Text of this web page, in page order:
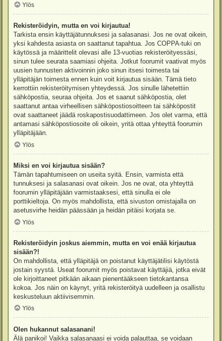
Ylös
Rekisteröidyin, mutta en voi kirjautua!
Tarkista ensin käyttäjätunnuksesi ja salasanasi. Jos ne ovat oikein,
yksi kahdesta asiasta on saattanut tapahtua. Jos COPPA-tuki on
käytössä ja määrittelit olevasi alle 13-vuotias rekisteröityessäsi,
sinun tulee seurata saamiasi ohjeita. Jotkut foorumit vaativat myös
uusien tunnusten aktivoinnin joko sinun itsesi toimesta tai
ylläpitäjän toimesta ennen kuin voit kirjautua sisään. Tämä tieto
kerrottiin rekisteröitymisen yhteydessä. Jos sinulle lähetettiin
sähköpostia, seuraa ohjeita. Jos et saanut sähköpostia, olet
saattanut antaa virheellisen sähköpostiosoitteen tai sähköpostit
ovat saattaneet jäädä roskapostisuodattimeen. Jos olet varma, että
antamasi sähköpostiosoite oli oikein, yritä ottaa yhteyttä foorumin
ylläpitäjään.
Ylös
Miksi en voi kirjautua sisään?
Tämän tapahtumiseen on useita syitä. Ensin, varmista että
tunnuksesi ja salasanasi ovat oikein. Jos ne ovat, ota yhteyttä
foorumin ylläpitäjään varmistaaksesi, että sinulla ei ole
porttikieltoja. On myös mahdollista, että sivuston omistajalla on
asetusvirhe heidän päässään ja heidän pitäisi korjata se.
Ylös
Rekisteröidyin joskus aiemmin, mutta en voi enää kirjautua
sisään?!
On mahdollista, että ylläpitäjä on poistanut käyttäjätilisi käytöstä
jostain syystä. Useat foorumit myös poistavat käyttäjiä, jotka eivät
ole kirjoittaneet pitkään aikaan pienentääkseen tietokantansa
kokoa. Jos näin on käynyt, yritä rekisteröityä uudelleen ja osallistu
keskusteluun aktiivisemmin.
Ylös
Olen hukannut salasanani!
Älä panikoi! Vaikka salasanaasi ei voida palauttaa, se voidaan